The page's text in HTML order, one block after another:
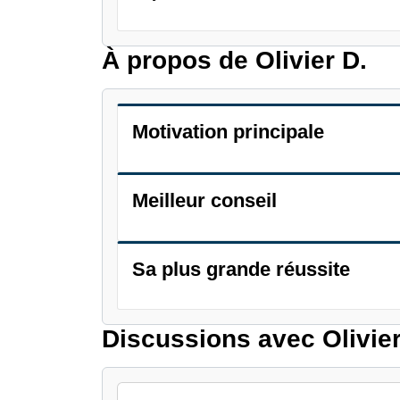
À propos de Olivier D.
Motivation principale
Meilleur conseil
Sa plus grande réussite
Discussions avec